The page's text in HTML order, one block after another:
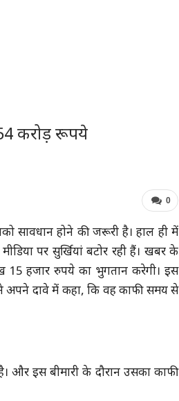
करोड़ रूपये
0
सावधान होने की जरूरी है। हाल ही में
पर सुर्खियां बटोर रही हैं। खबर के
15 हजार रुपये का भुगतान करेगी। इस
अपने दावे में कहा, कि वह काफी समय से
और इस बीमारी के दौरान उसका काफी